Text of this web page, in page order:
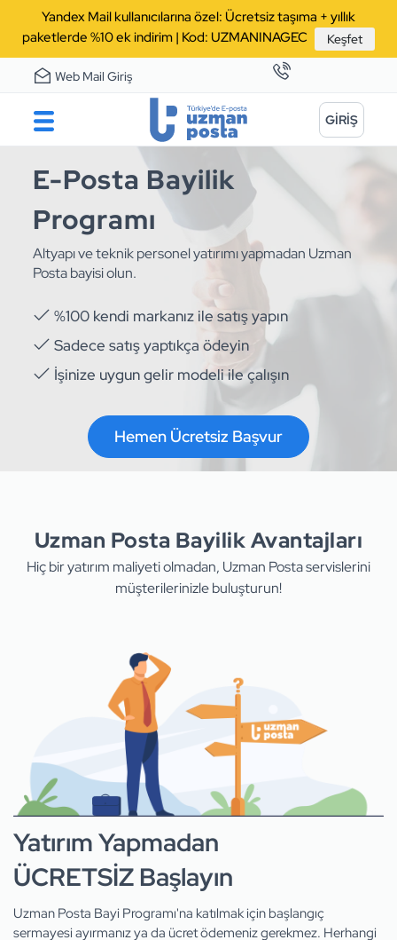
Yandex Mail kullanıcılarına özel: Ücretsiz taşıma + yıllık
paketlerde %10 ek indirim | Kod: UZMANINAGEC
Keşfet
Web Mail Giriş
GİRİŞ
E-Posta Bayilik
Programı
Altyapı ve teknik personel yatırımı yapmadan Uzman
Posta bayisi olun.
%100 kendi markanız ile satış yapın
Sadece satış yaptıkça ödeyin
İşinize uygun gelir modeli ile çalışın
Hemen Ücretsiz Başvur
Uzman Posta Bayilik Avantajları
Hiç bir yatırım maliyeti olmadan, Uzman Posta servislerini
müşterilerinizle buluşturun!
Yatırım Yapmadan
ÜCRETSİZ Başlayın
Uzman Posta Bayi Programı'na katılmak için başlangıç
sermayesi ayırmanız ya da ücret ödemeniz gerekmez. Herhangi